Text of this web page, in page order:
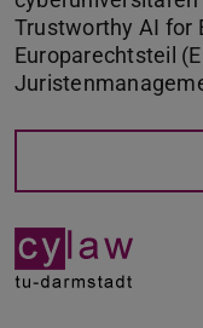
Trustworthy AI for
Europarechtsteil